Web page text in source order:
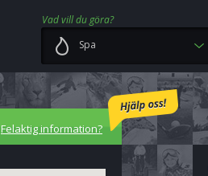
Vad vill du göra?
Spa
Felaktig information?